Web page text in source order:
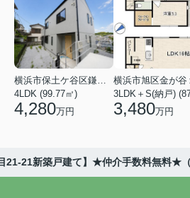
横浜市保土ケ谷区鎌谷町
4LDK (99.77㎡)
4,280万円 3,480万円
21-21新築戸建て】★仲介手数料無料★（